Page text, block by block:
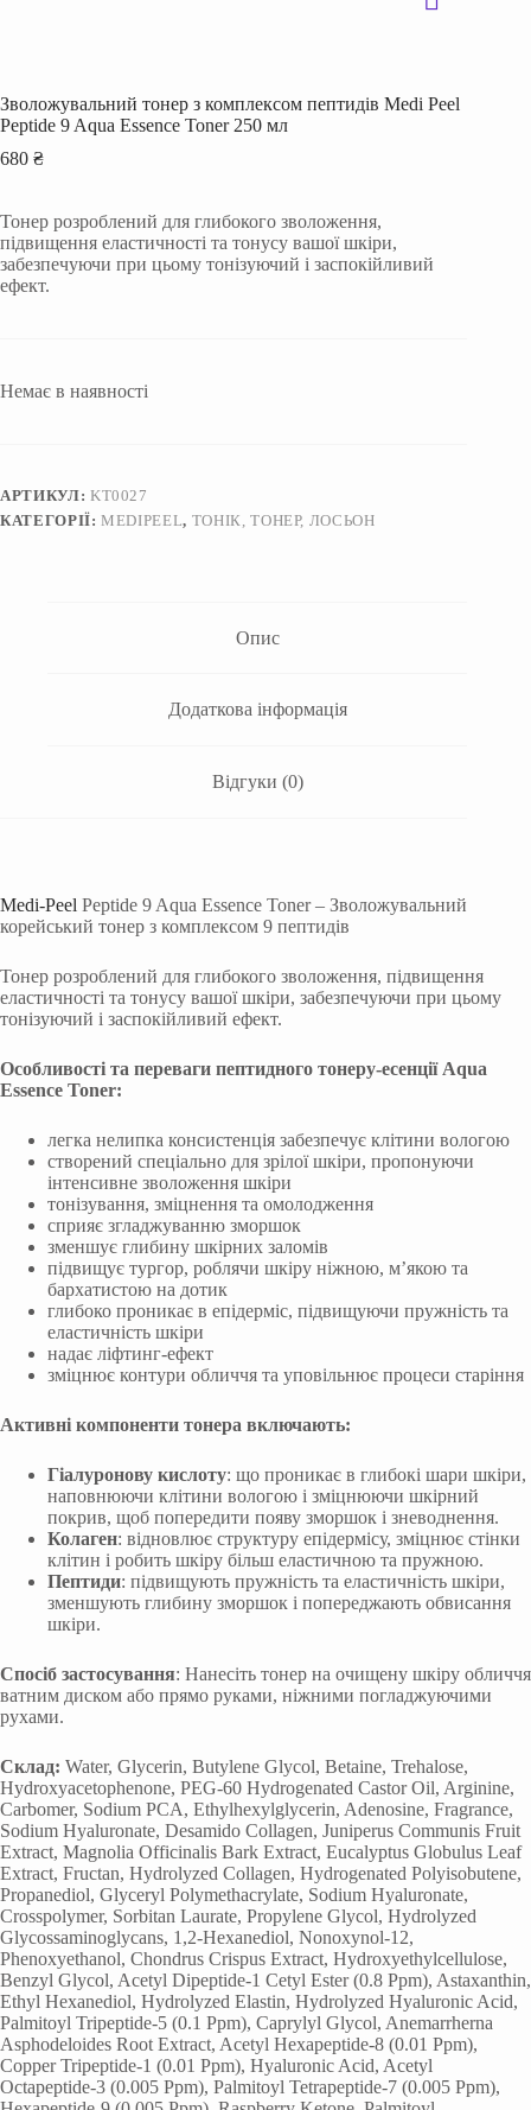
Зволожувальний тонер з комплексом пептидів Medi Peel
Peptide 9 Aqua Essence Toner 250 мл
680 ₴
Тонер розроблений для глибокого зволоження,
підвищення еластичності та тонусу вашої шкіри,
забезпечуючи при цьому тонізуючий і заспокійливий
ефект.
Немає в наявності
АРТИКУЛ: KT0027
КАТЕГОРІЇ:MEDIPEEL, ТОНІК, ТОНЕР, ЛОСЬОН
Опис
Додаткова інформація
Відгуки (0)
Medi-Peel Peptide 9 Aqua Essence Toner – Зволожувальний
корейський тонер з комплексом 9 пептидів
Тонер розроблений для глибокого зволоження, підвищення
еластичності та тонусу вашої шкіри, забезпечуючи при цьому
тонізуючий і заспокійливий ефект.
Особливості та переваги пептидного тонеру-есенції Aqua
Essence Toner:
легка нелипка консистенція забезпечує клітини вологою
створений спеціально для зрілої шкіри, пропонуючи
інтенсивне зволоження шкіри
тонізування, зміцнення та омолодження
сприяє згладжуванню зморшок
зменшує глибину шкірних заломів
підвищує тургор, роблячи шкіру ніжною, м’якою та
бархатистою на дотик
глибоко проникає в епідерміс, підвищуючи пружність та
еластичність шкіри
надає ліфтинг-ефект
зміцнює контури обличчя та уповільнює процеси старіння
Активні компоненти тонера включають:
Гіалуронову кислоту: що проникає в глибокі шари шкіри,
наповнюючи клітини вологою і зміцнюючи шкірний
покрив, щоб попередити появу зморшок і зневоднення.
Колаген: відновлює структуру епідермісу, зміцнює стінки
клітин і робить шкіру більш еластичною та пружною.
Пептиди: підвищують пружність та еластичність шкіри,
зменшують глибину зморшок і попереджають обвисання
шкіри.
Спосіб застосування: Нанесіть тонер на очищену шкіру обличчя
ватним диском або прямо руками, ніжними погладжуючими
рухами.
Склад: Water, Glycerin, Butylene Glycol, Betaine, Trehalose,
Hydroxyacetophenone, PEG-60 Hydrogenated Castor Oil, Arginine,
Carbomer, Sodium PCA, Ethylhexylglycerin, Adenosine, Fragrance,
Sodium Hyaluronate, Desamido Collagen, Juniperus Communis Fruit
Extract, Magnolia Officinalis Bark Extract, Eucalyptus Globulus Leaf
Extract, Fructan, Hydrolyzed Collagen, Hydrogenated Polyisobutene,
Propanediol, Glyceryl Polymethacrylate, Sodium Hyaluronate,
Crosspolymer, Sorbitan Laurate, Propylene Glycol, Hydrolyzed
Glycossaminoglycans, 1,2-Hexanediol, Nonoxynol-12,
Phenoxyethanol, Chondrus Crispus Extract, Hydroxyethylcellulose,
Benzyl Glycol, Acetyl Dipeptide-1 Cetyl Ester (0.8 Ppm), Astaxanthin,
Ethyl Hexanediol, Hydrolyzed Elastin, Hydrolyzed Hyaluronic Acid,
Palmitoyl Tripeptide-5 (0.1 Ppm), Caprylyl Glycol, Anemarrherna
Asphodeloides Root Extract, Acetyl Hexapeptide-8 (0.01 Ppm),
Copper Tripeptide-1 (0.01 Ppm), Hyaluronic Acid, Acetyl
Octapeptide-3 (0.005 Ppm), Palmitoyl Tetrapeptide-7 (0.005 Ppm),